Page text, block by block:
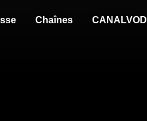
Chaînes CANALVOD